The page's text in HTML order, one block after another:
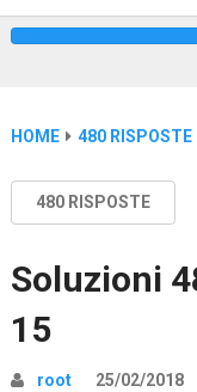
HOME 480 RISPOSTE
480 RISPOSTE
Soluzioni
15
root 25/02/2018